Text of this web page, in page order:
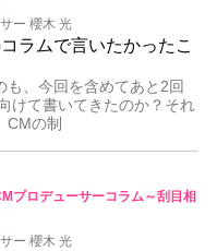
ー 櫻木 光
ラムで言いたかったこ
も、今回を含めてあと2回
けて書いてきたのか？それ
CMの制
プロデューサーコラム～刮目相
ー 櫻木 光